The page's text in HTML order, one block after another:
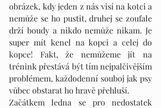
obrázek, kdy jeden z nás visí na kotci a
nemůže se ho pustit, druhej se zoufale
drží boudy a nikdo nemůže nikam. Je
super mít kenel na kopci a celej do
kopce! Fakt, že nemůžeme jít na
trénink přestává být tím nejpalčivějším
problémem, každodenní souboj jak psy
vůbec obstarat ho hravě přehluší.
Začátkem ledna se pro nedostatek